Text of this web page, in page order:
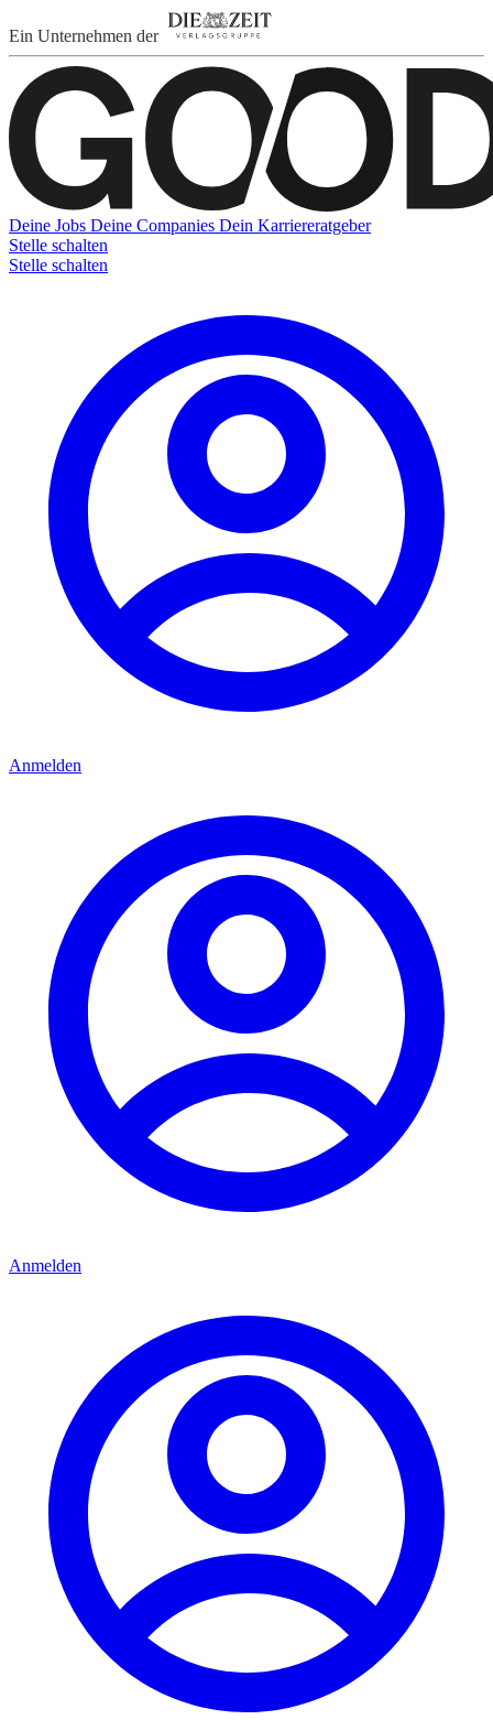
Ein Unternehmen der
Deine Jobs Deine Companies Dein Karriereratgeber
Stelle schalten
Stelle schalten
Anmelden
Anmelden